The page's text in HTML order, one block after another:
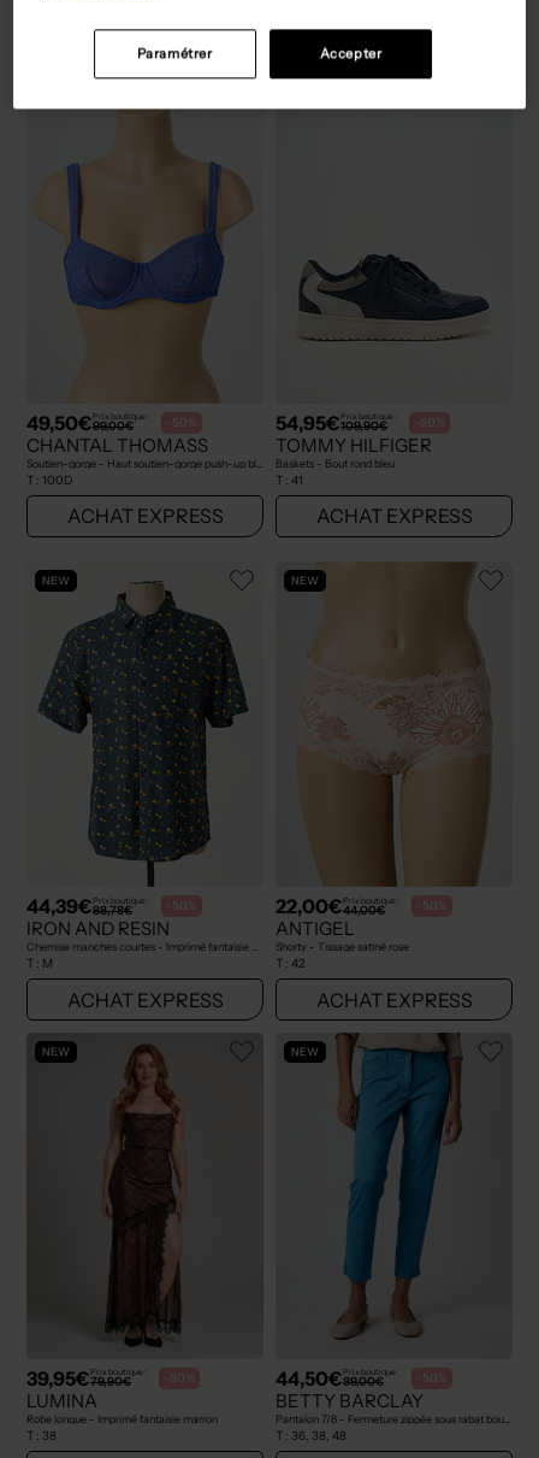
ACHAT EXPRESS ACHAT EXPRESS
49,50€Prix boutique :
99,00€ -50%
CHANTAL THOMASS
T : 100D
ACHAT EXPRESS
54,95€Prix boutique :
109,90€ -50%
TOMMY HILFIGER
Baskets - Bout rond bleu
T : 41
ACHAT EXPRESS
NEW
44,39€Prix boutique :
88,78€ -50%
IRON AND RESIN
T : M
ACHAT EXPRESS
NEW
22,00€Prix boutique :
44,00€ -50%
ANTIGEL
Shorty - Tissage satiné rose
T : 42
ACHAT EXPRESS
NEW
39,95€Prix boutique :
79,90€ -50%
LUMINA
Robe longue - Imprimé fantaisie marron
T : 38
NEW
44,50€Prix boutique :
89,00€ -50%
BETTY BARCLAY
T : 36, 38, 48
Accepter
Paramétrer